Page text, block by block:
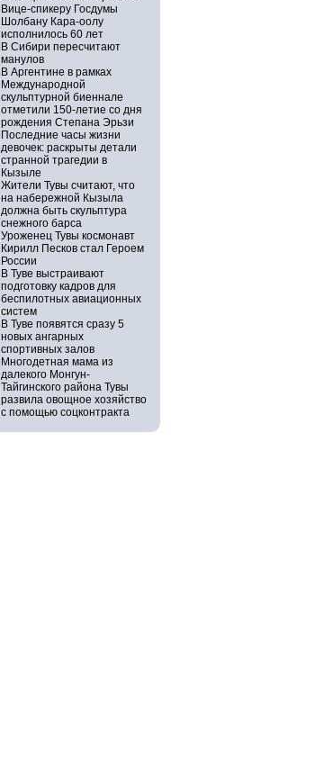
Вице-спикеру Госдумы
Шолбану Кара-оолу
исполнилось 60 лет
В Сибири пересчитают
манулов
В Аргентине в рамках
Международной
скульптурной биеннале
отметили 150-летие со дня
рождения Степана Эрьзи
Последние часы жизни
девочек: раскрыты детали
странной трагедии в
Кызыле
Жители Тувы считают, что
на набережной Кызыла
должна быть скульптура
снежного барса
Уроженец Тувы космонавт
Кирилл Песков стал Героем
России
В Туве выстраивают
подготовку кадров для
беспилотных авиационных
систем
В Туве появятся сразу 5
новых ангарных
спортивных залов
Многодетная мама из
далекого Монгун-
Тайгинского района Тувы
развила овощное хозяйство
с помощью соцконтракта